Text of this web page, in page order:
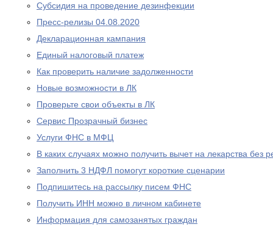
Субсидия на проведение дезинфекции
Пресс-релизы 04.08.2020
Декларационная кампания
Единый налоговый платеж
Как проверить наличие задолженности
Новые возможности в ЛК
Проверьте свои объекты в ЛК
Сервис Прозрачный бизнес
Услуги ФНС в МФЦ
В каких случаях можно получить вычет на лекарства без
Заполнить 3 НДФЛ помогут короткие сценарии
Подпишитесь на рассылку писем ФНС
Получить ИНН можно в личном кабинете
Информация для самозанятых граждан